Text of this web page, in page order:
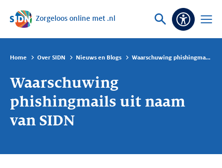
Sla navigatie over
Zorgeloos online met .nl
Vraag
Open
Home Over SIDN Nieuws en Blogs Waarschuwing phishingmails uit naam van SIDN
Waarschuwing
phishingmails uit naam
van SIDN